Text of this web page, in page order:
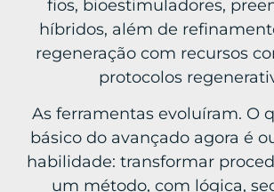
fios, bioestimuladores,
híbridos, além de
regeneração com recursos
protocolos
As ferramentas evoluíram. O
básico do avançado agora é
habilidade: transformar
um método, com lógica,